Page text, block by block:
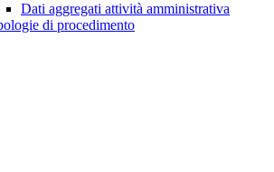
Dati aggregati attività amministrativa
di procedimento